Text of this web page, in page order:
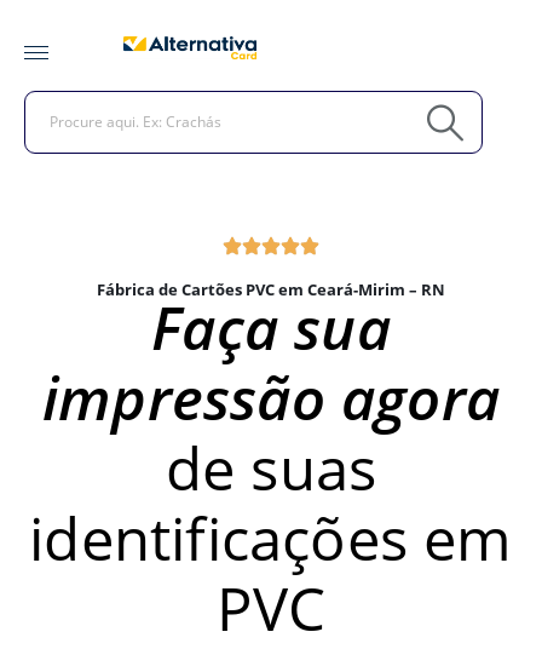
Fábrica de Cartões PVC em Ceará-Mirim – RN
Faça sua
impressão agora
de suas
identificações em
PVC